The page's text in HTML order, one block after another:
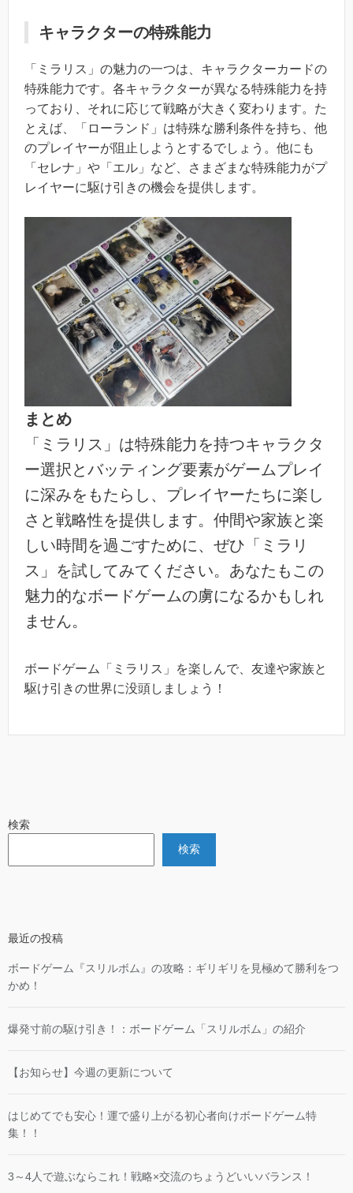
キャラクターの特殊能力
「ミラリス」の魅力の一つは、キャラクターカードの
特殊能力です。各キャラクターが異なる特殊能力を持
っており、それに応じて戦略が大きく変わります。た
とえば、「ローランド」は特殊な勝利条件を持ち、他
のプレイヤーが阻止しようとするでしょう。他にも
「セレナ」や「エル」など、さまざまな特殊能力がプ
レイヤーに駆け引きの機会を提供します。
まとめ
「ミラリス」は特殊能力を持つキャラクタ
ー選択とバッティング要素がゲームプレイ
に深みをもたらし、プレイヤーたちに楽し
さと戦略性を提供します。仲間や家族と楽
しい時間を過ごすために、ぜひ「ミラリ
ス」を試してみてください。あなたもこの
魅力的なボードゲームの虜になるかもしれ
ません。
ボードゲーム「ミラリス」を楽しんで、友達や家族と
駆け引きの世界に没頭しましょう！
検索
検索
最近の投稿
ボードゲーム『スリルボム』の攻略：ギリギリを見極めて勝利をつ
かめ！
爆発寸前の駆け引き！：ボードゲーム「スリルボム」の紹介
【お知らせ】今週の更新について
はじめてでも安心！運で盛り上がる初心者向けボードゲーム特
集！！
3～4人で遊ぶならこれ！戦略×交流のちょうどいいバランス！